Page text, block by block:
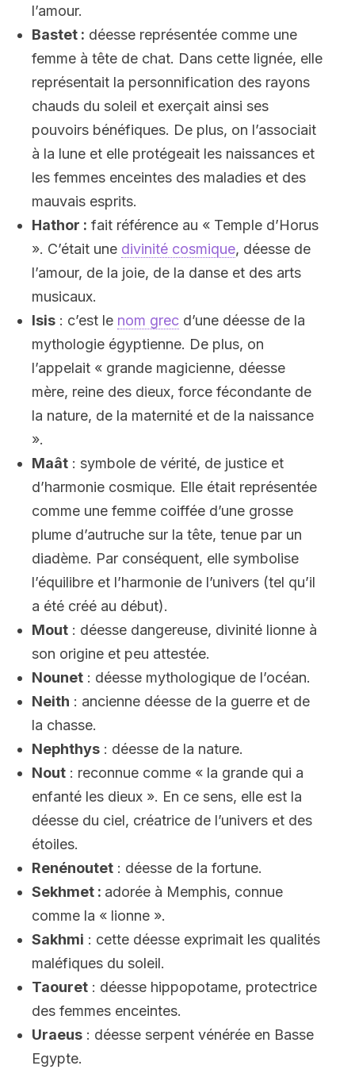
l’amour.
Bastet : déesse représentée comme une
femme à tête de chat. Dans cette lignée, elle
représentait la personnification des rayons
chauds du soleil et exerçait ainsi ses
pouvoirs bénéfiques. De plus, on l’associait
à la lune et elle protégeait les naissances et
les femmes enceintes des maladies et des
mauvais esprits.
Hathor : fait référence au « Temple d’Horus
». C’était une divinité cosmique, déesse de
l’amour, de la joie, de la danse et des arts
musicaux.
Isis : c’est le nom grec d’une déesse de la
mythologie égyptienne. De plus, on
l’appelait « grande magicienne, déesse
mère, reine des dieux, force fécondante de
la nature, de la maternité et de la naissance
».
Maât : symbole de vérité, de justice et
d’harmonie cosmique. Elle était représentée
comme une femme coiffée d’une grosse
plume d’autruche sur la tête, tenue par un
diadème. Par conséquent, elle symbolise
l’équilibre et l’harmonie de l’univers (tel qu’il
a été créé au début).
Mout : déesse dangereuse, divinité lionne à
son origine et peu attestée.
Nounet : déesse mythologique de l’océan.
Neith : ancienne déesse de la guerre et de
la chasse.
Nephthys : déesse de la nature.
Nout : reconnue comme « la grande qui a
enfanté les dieux ». En ce sens, elle est la
déesse du ciel, créatrice de l’univers et des
étoiles.
Renénoutet : déesse de la fortune.
Sekhmet : adorée à Memphis, connue
comme la « lionne ».
Sakhmi : cette déesse exprimait les qualités
maléfiques du soleil.
Taouret : déesse hippopotame, protectrice
des femmes enceintes.
Uraeus : déesse serpent vénérée en Basse
Egypte.